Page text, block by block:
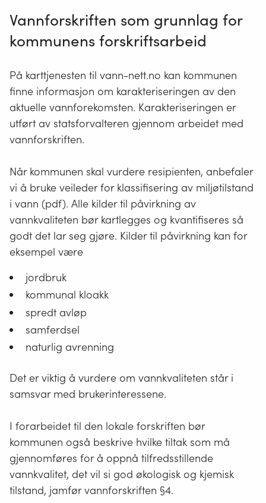
Vannforskriften som grunnlag for
kommunens forskriftsarbeid
På karttjenesten til vann-nett.no kan kommunen
finne informasjon om karakteriseringen av den
aktuelle vannforekomsten. Karakteriseringen er
utført av statsforvalteren gjennom arbeidet med
vannforskriften.
Når kommunen skal vurdere resipienten, anbefaler
vi å bruke veileder for klassifisering av miljøtilstand
i vann (pdf). Alle kilder til påvirkning av
vannkvaliteten bør kartlegges og kvantifiseres så
godt det lar seg gjøre. Kilder til påvirkning kan for
eksempel være
jordbruk
kommunal kloakk
spredt avløp
samferdsel
naturlig avrenning
Det er viktig å vurdere om vannkvaliteten står i
samsvar med brukerinteressene.
I forarbeidet til den lokale forskriften bør
kommunen også beskrive hvilke tiltak som må
gjennomføres for å oppnå tilfredsstillende
vannkvalitet, det vil si god økologisk og kjemisk
tilstand, jamfør vannforskriften §4.